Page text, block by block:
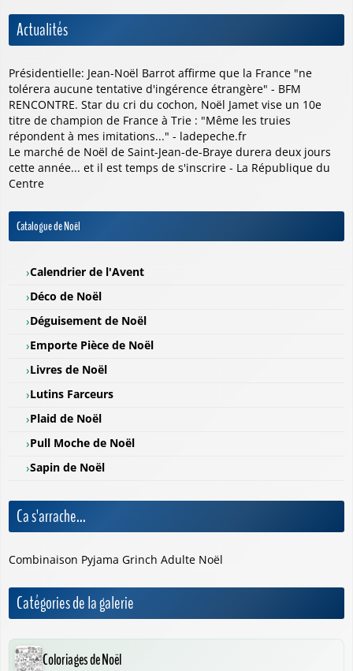
Actualités
Présidentielle: Jean-Noël Barrot affirme que la France "ne
tolérera aucune tentative d'ingérence étrangère" - BFM
RENCONTRE. Star du cri du cochon, Noël Jamet vise un 10e
titre de champion de France à Trie : "Même les truies
répondent à mes imitations..." - ladepeche.fr
Le marché de Noël de Saint-Jean-de-Braye durera deux jours
cette année... et il est temps de s'inscrire - La République du
Centre
Catalogue de Noël
Calendrier de l'Avent
Déco de Noël
Déguisement de Noël
Emporte Pièce de Noël
Livres de Noël
Lutins Farceurs
Plaid de Noël
Pull Moche de Noël
Sapin de Noël
Ca s'arrache...
Combinaison Pyjama Grinch Adulte Noël
Catégories de la galerie
Coloriages de Noël